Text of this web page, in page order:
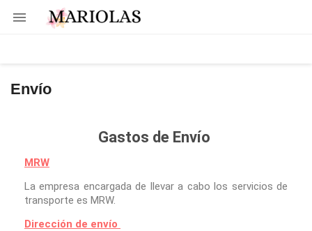

Envío
Gastos de Envío
MRW
La empresa encargada de llevar a cabo los servicios de
transporte es MRW.
Dirección de envío